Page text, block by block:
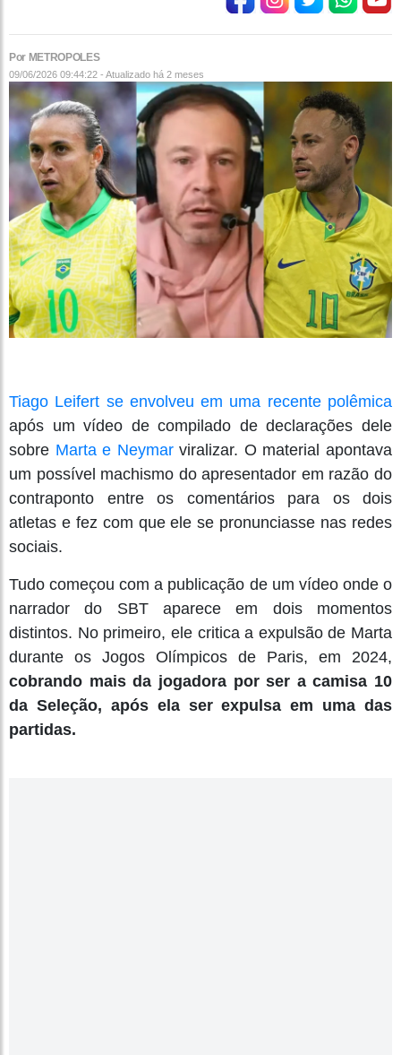
Por METROPOLES
09/06/2026 09:44:22 - Atualizado há 2 meses
Tiago Leifert se envolveu em uma recente polêmica
após um vídeo de compilado de declarações dele
sobre Marta e Neymarviralizar. O material apontava
um possível machismo do apresentador em razão do
contraponto entre os comentários para os dois
atletas e fez com que ele se pronunciasse nas redes
sociais.
Tudo começou com a publicação de um vídeo onde o
narrador do SBT aparece em dois momentos
distintos. No primeiro, ele critica a expulsão de Marta
durante os Jogos Olímpicos de Paris, em 2024,
cobrando mais da jogadora por ser a camisa 10
da Seleção, após ela ser expulsa em uma das
partidas.